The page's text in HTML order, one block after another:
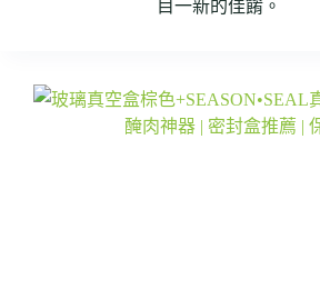
目一新的佳餚。